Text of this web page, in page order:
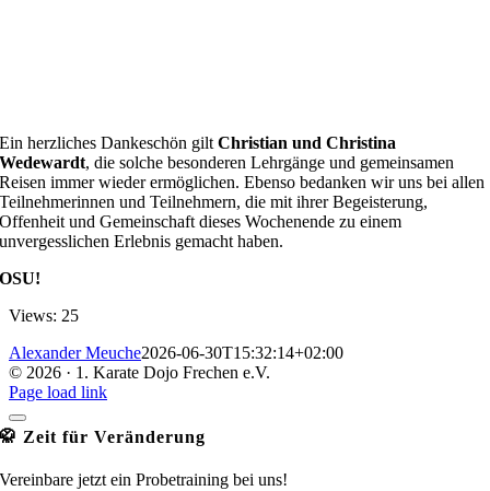
Ein herzliches Dankeschön giltChristian und Christina
Wedewardt, die solche besonderen Lehrgänge und gemeinsamen
Reisen immer wieder ermöglichen. Ebenso bedanken wir uns bei allen
Teilnehmerinnen und Teilnehmern, die mit ihrer Begeisterung,
Offenheit und Gemeinschaft dieses Wochenende zu einem
unvergesslichen Erlebnis gemacht haben.
OSU!
Views: 25
Alexander Meuche2026-06-30T15:32:14+02:00
© 2026 · 1. Karate Dojo Frechen e.V.
Facebook
Instagram
Page load link
🥋 Zeit für Veränderung
Vereinbare jetzt ein Probetraining bei uns!